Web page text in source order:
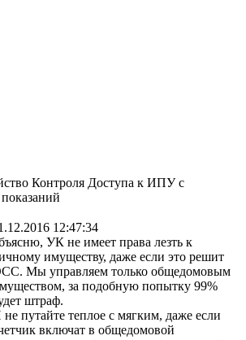
Контроля Доступа к ИПУ с
12:47:34
УК не имеет права лезть к
имуществу, даже если это решит
Мы управляем только общедомовым
за подобную попытку 99%
штраф.
путайте теплое с мягким, даже если
включат в общедомовой